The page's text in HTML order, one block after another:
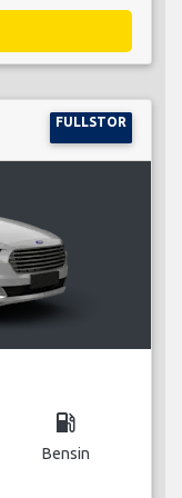
FULLSTOR
local_gas_station
Bensin